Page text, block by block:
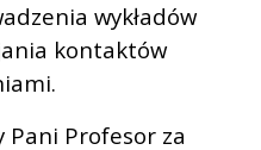
wykładów
kontaktów
Pani Profesor za